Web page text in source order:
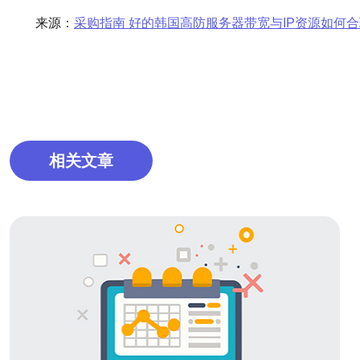
来源： 采购指南 好的韩国高防服务器带宽与IP资源如何
相关文章